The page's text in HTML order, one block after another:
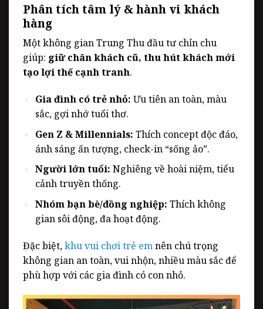
Phân tích tâm lý & hành vi khách
hàng
Một không gian Trung Thu đầu tư chỉn chu
giúp: giữ chân khách cũ, thu hút khách mới
tạo lợi thế cạnh tranh.
Gia đình có trẻ nhỏ: Ưu tiên an toàn, màu
sắc, gợi nhớ tuổi thơ.
Gen Z & Millennials: Thích concept độc đáo,
ánh sáng ấn tượng, check-in “sống ảo”.
Người lớn tuổi: Nghiêng về hoài niệm, tiểu
cảnh truyền thống.
Nhóm bạn bè/đồng nghiệp: Thích không
gian sôi động, đa hoạt động.
Đặc biệt,khu vui chơi trẻ emnên chú trọng
không gian an toàn, vui nhộn, nhiều màu sắc để
phù hợp với các gia đình có con nhỏ.